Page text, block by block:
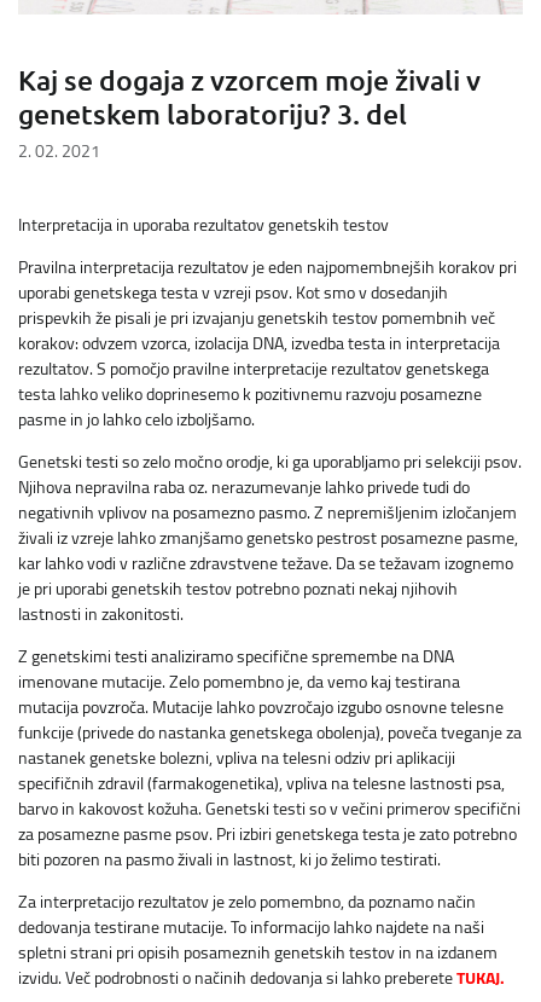
Kaj se dogaja z vzorcem moje živali v
genetskem laboratoriju? 3. del
2. 02. 2021
Interpretacija in uporaba rezultatov genetskih testov
Pravilna interpretacija rezultatov je eden najpomembnejših korakov pri
uporabi genetskega testa v vzreji psov. Kot smo v dosedanjih
prispevkih že pisali je pri izvajanju genetskih testov pomembnih več
korakov: odvzem vzorca, izolacija DNA, izvedba testa in interpretacija
rezultatov. S pomočjo pravilne interpretacije rezultatov genetskega
testa lahko veliko doprinesemo k pozitivnemu razvoju posamezne
pasme in jo lahko celo izboljšamo.
Genetski testi so zelo močno orodje, ki ga uporabljamo pri selekciji psov.
Njihova nepravilna raba oz. nerazumevanje lahko privede tudi do
negativnih vplivov na posamezno pasmo. Z nepremišljenim izločanjem
živali iz vzreje lahko zmanjšamo genetsko pestrost posamezne pasme,
kar lahko vodi v različne zdravstvene težave. Da se težavam izognemo
je pri uporabi genetskih testov potrebno poznati nekaj njihovih
lastnosti in zakonitosti.
Z genetskimi testi analiziramo specifične spremembe na DNA
imenovane mutacije. Zelo pomembno je, da vemo kaj testirana
mutacija povzroča. Mutacije lahko povzročajo izgubo osnovne telesne
funkcije (privede do nastanka genetskega obolenja), poveča tveganje za
nastanek genetske bolezni, vpliva na telesni odziv pri aplikaciji
specifičnih zdravil (farmakogenetika), vpliva na telesne lastnosti psa,
barvo in kakovost kožuha. Genetski testi so v večini primerov specifični
za posamezne pasme psov. Pri izbiri genetskega testa je zato potrebno
biti pozoren na pasmo živali in lastnost, ki jo želimo testirati.
Za interpretacijo rezultatov je zelo pomembno, da poznamo način
dedovanja testirane mutacije. To informacijo lahko najdete na naši
spletni strani pri opisih posameznih genetskih testov in na izdanem
izvidu. Več podrobnosti o načinih dedovanja si lahko prebereteTUKAJ.